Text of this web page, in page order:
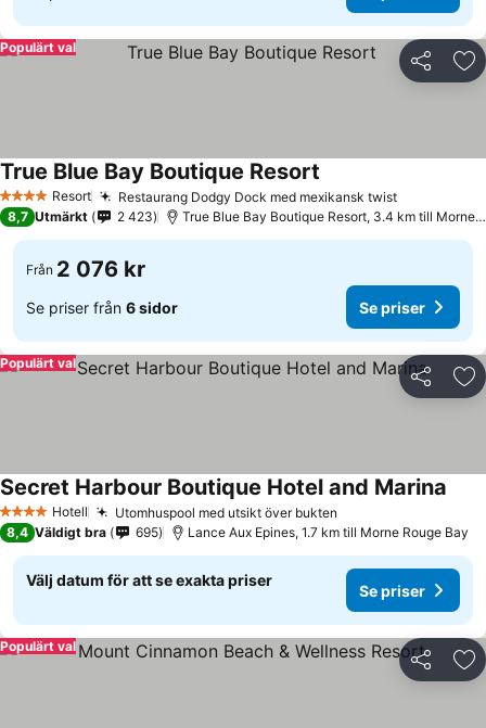
Dela
Populärt val
4 StjärnorResort Restaurang Dodgy Dock med mexikansk twist
True Blue Bay Boutique Resort
8,7 Utmärkt 2 423 True Blue Bay Boutique Resort, 3.4 km till Morne Rouge Bay
Från 2 076 kr
Se priser från 6 sidor Se priser
Dela
Populärt val
4 StjärnorHotell Utomhuspool med utsikt över bukten
Secret Harbour Boutique Hotel and Marina
8,4 Väldigt bra 695 Lance Aux Epines, 1.7 km till Morne Rouge Bay
Välj datum för att se exakta priser
Se priser
Dela
Populärt val